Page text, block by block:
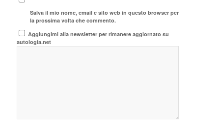
Salva il mio nome, email e sito web in questo browser per
la prossima volta che commento.
Aggiungimi alla newsletter per rimanere aggiornato su
autologia.net